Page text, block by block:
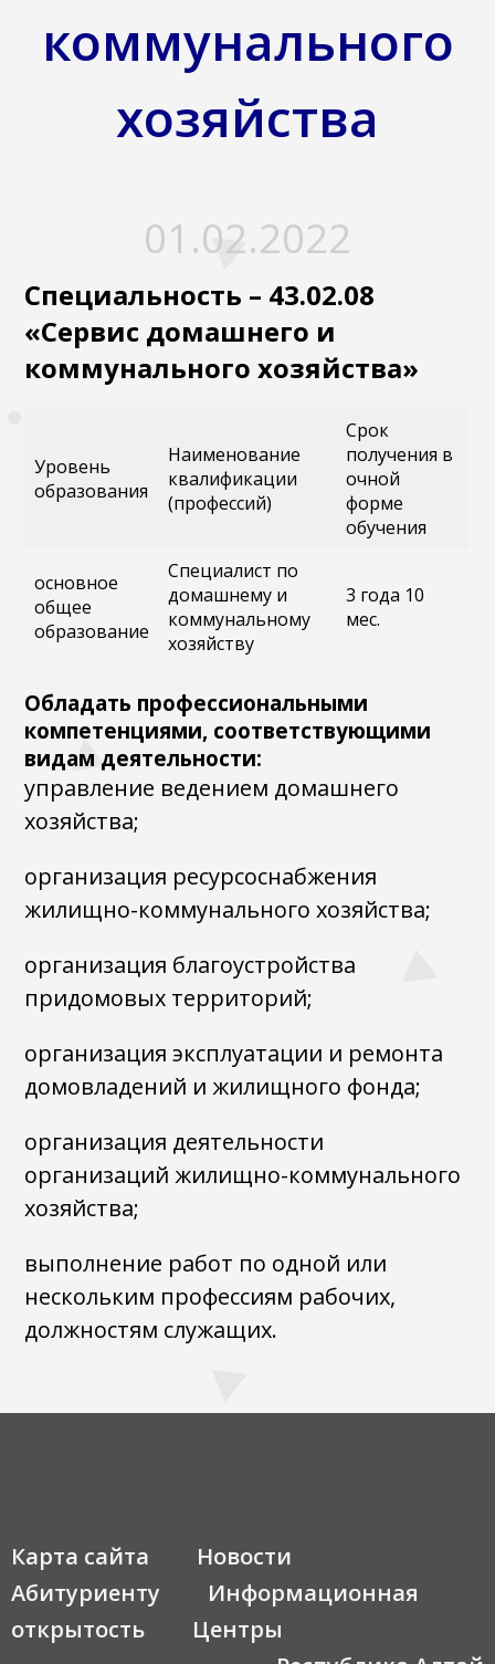
коммунального
хозяйства
01.02.2022
Специальность – 43.02.08
«Сервис домашнего и
коммунального хозяйства»
Уровень
образования
Наименование
квалификации
(профессий)
Срок
получения в
очной
форме
обучения
основное
общее
образование
Специалист по
домашнему и
коммунальному
хозяйству
3 года 10
мес.
Обладать профессиональными
компетенциями, соответствующими
видам деятельности:
управление ведением домашнего
хозяйства;
организация ресурсоснабжения
жилищно-коммунального хозяйства;
организация благоустройства
придомовых территорий;
организация эксплуатации и ремонта
домовладений и жилищного фонда;
организация деятельности
организаций жилищно-коммунального
хозяйства;
выполнение работ по одной или
нескольким профессиям рабочих,
должностям служащих.
Карта сайта
Новости
Абитуриенту
Информационная
открытость
Центры